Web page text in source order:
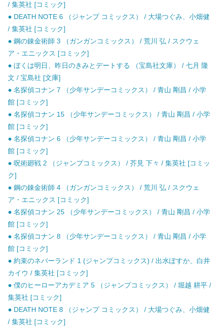
/ 集英社 [コミック]
● DEATH NOTE 6 （ジャンプ コミックス） / 大場つぐみ、小畑健
/ 集英社 [コミック]
● 鋼の錬金術師 3 （ガンガンコミックス） / 荒川 弘 / スクウェ
ア・エニックス [コミック]
● ぼくは明日、昨日のきみとデートする （宝島社文庫） / 七月 隆
文 / 宝島社 [文庫]
● 名探偵コナン 7 （少年サンデーコミックス） / 青山 剛昌 / 小学
館 [コミック]
● 名探偵コナン 15 （少年サンデーコミックス） / 青山 剛昌 / 小学
館 [コミック]
● 名探偵コナン 6 （少年サンデーコミックス） / 青山 剛昌 / 小学
館 [コミック]
● 呪術廻戦 2 （ジャンプコミックス） / 芥見 下々 / 集英社 [コミッ
ク]
● 鋼の錬金術師 4 （ガンガンコミックス） / 荒川 弘 / スクウェ
ア・エニックス [コミック]
● 名探偵コナン 25 （少年サンデーコミックス） / 青山 剛昌 / 小学
館 [コミック]
● 名探偵コナン 8 （少年サンデーコミックス） / 青山 剛昌 / 小学
館 [コミック]
● 約束のネバーランド 1 (ジャンプコミックス) / 出水ぽすか、白井
カイウ / 集英社 [コミック]
● 僕のヒーローアカデミア 5 （ジャンプコミックス） / 堀越 耕平 /
集英社 [コミック]
● DEATH NOTE 8 （ジャンプ コミックス） / 大場つぐみ、小畑健
/ 集英社 [コミック]